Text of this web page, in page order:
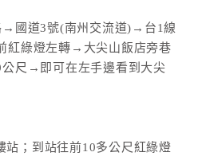
→國道3號(南州交流道)→台1線
紅綠燈左轉→大尖山飯店旁巷
尺→即可在左手邊看到大尖
站；到站往前10多公尺紅綠燈